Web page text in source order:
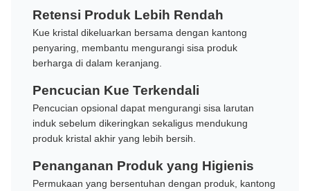
Retensi Produk Lebih Rendah
Kue kristal dikeluarkan bersama dengan kantong
penyaring, membantu mengurangi sisa produk
berharga di dalam keranjang.
Pencucian Kue Terkendali
Pencucian opsional dapat mengurangi sisa larutan
induk sebelum dikeringkan sekaligus mendukung
produk kristal akhir yang lebih bersih.
Penanganan Produk yang Higienis
Permukaan yang bersentuhan dengan produk, kantong